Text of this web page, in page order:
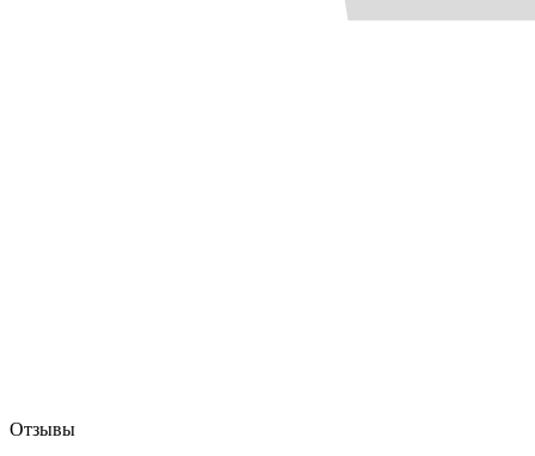
Отзывы